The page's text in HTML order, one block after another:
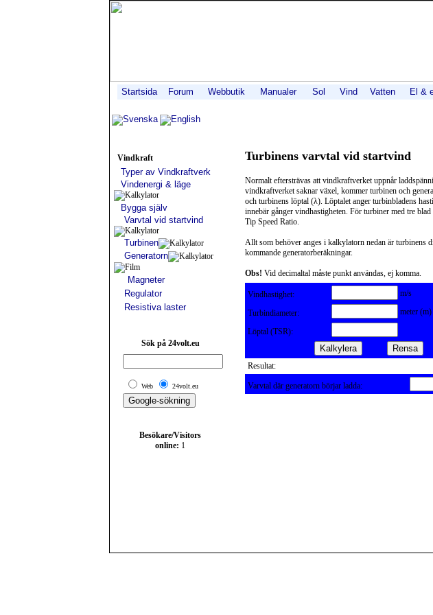
Startsida Forum Webbutik Manualer Sol Vind Vatten El &
Svenska English
Vindkraft
Typer av Vindkraftverk
Vindenergi & läge
Bygga själv
Varvtal vid startvind
Turbinen
Generatorn
Magneter
Regulator
Resistiva laster
Sök på 24volt.eu
Web 24volt.eu
Besökare/Visitors
online: 1
Turbinens varvtal vid startvind
Normalt eftersträvas att vindkraftverket uppnår
vindkraftverket saknar växel, kommer turbinen och
och turbinens löptal (λ). Löptalet anger turbinbladens
innebär gånger vindhastigheten. För turbiner med tre
Tip Speed Ratio.
Allt som behöver anges i kalkylatorn nedan är turbinens
kommande generatorberäkningar.
Obs! Vid decimaltal måste punkt användas, ej komma.
Vindhastighet: m/s
Turbindiameter: meter (m)
Löptal (TSR):
Resultat:
Varvtal där generatorn börjar ladda: